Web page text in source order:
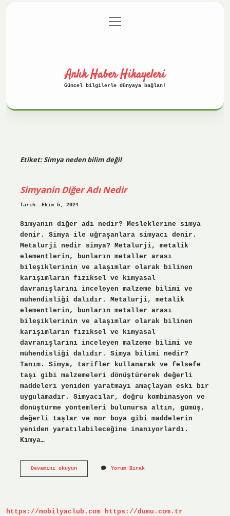
Gizlilik Politikası
menüyü
aç
Anlık Haber Hikayeleri
Güncel bilgilerle dünyaya bağlan!
Etiket:Simya neden bilim değil
Simyanin Diğer Adı Nedir
Tarih: Ekim 5, 2024
Simyanın diğer adı nedir? Mesleklerine simya
denir. Simya ile uğraşanlara simyacı denir.
Metalurji nedir simya? Metalurji, metalik
elementlerin, bunların metaller arası
bileşiklerinin ve alaşımlar olarak bilinen
karışımların fiziksel ve kimyasal
davranışlarını inceleyen malzeme bilimi ve
mühendisliği dalıdır. Metalurji, metalik
elementlerin, bunların metaller arası
bileşiklerinin ve alaşımlar olarak bilinen
karışımların fiziksel ve kimyasal
davranışlarını inceleyen malzeme bilimi ve
mühendisliği dalıdır. Simya bilimi nedir?
Tanım. Simya, tarifler kullanarak ve felsefe
taşı gibi malzemeleri dönüştürerek değerli
maddeleri yeniden yaratmayı amaçlayan eski bir
uygulamadır. Simyacılar, doğru kombinasyon ve
dönüştürme yöntemleri bulunursa altın, gümüş,
değerli taşlar ve mor boya gibi maddelerin
yeniden yaratılabileceğine inanıyorlardı.
Kimya…
Devamını okuyunSimyanin
Yorum Bırak
https://mobilyaclub.com https://dumu.com.tr